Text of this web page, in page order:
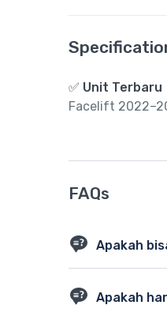
✅ Unit Terbaru
Facelift
FAQs
Apakah
Apakah